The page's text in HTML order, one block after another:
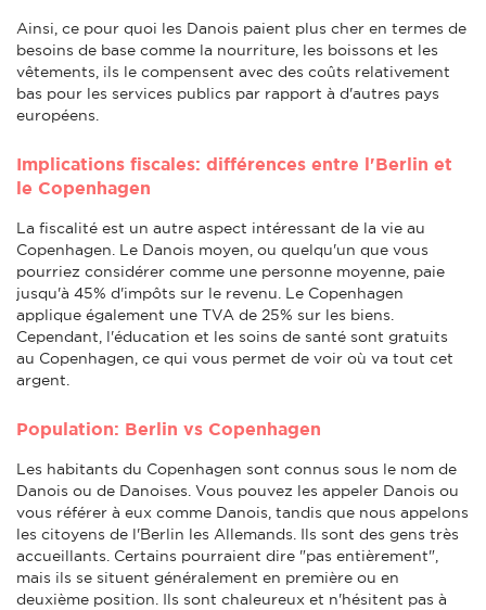
Ainsi, ce pour quoi les Danois paient plus cher en termes de
besoins de base comme la nourriture, les boissons et les
vêtements, ils le compensent avec des coûts relativement
bas pour les services publics par rapport à d'autres pays
européens.
Implications fiscales: différences entre l'Berlin et
le Copenhagen
La fiscalité est un autre aspect intéressant de la vie au
Copenhagen. Le Danois moyen, ou quelqu'un que vous
pourriez considérer comme une personne moyenne, paie
jusqu'à 45% d'impôts sur le revenu. Le Copenhagen
applique également une TVA de 25% sur les biens.
Cependant, l'éducation et les soins de santé sont gratuits
au Copenhagen, ce qui vous permet de voir où va tout cet
argent.
Population: Berlin vs Copenhagen
Les habitants du Copenhagen sont connus sous le nom de
Danois ou de Danoises. Vous pouvez les appeler Danois ou
vous référer à eux comme Danois, tandis que nous appelons
les citoyens de l'Berlin les Allemands. Ils sont des gens très
accueillants. Certains pourraient dire "pas entièrement",
mais ils se situent généralement en première ou en
deuxième position. Ils sont chaleureux et n'hésitent pas à